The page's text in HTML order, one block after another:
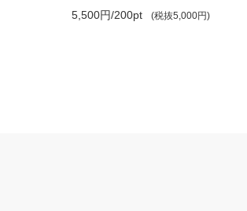
5,500円/200pt
(税抜5,000円)